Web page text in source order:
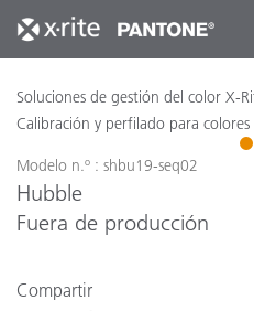
Soluciones de gestión del color X-
Calibración y perfilado para colores
1
Modelo n.º : shbu19-seq02
Hubble
Fuera de producción
Compartir